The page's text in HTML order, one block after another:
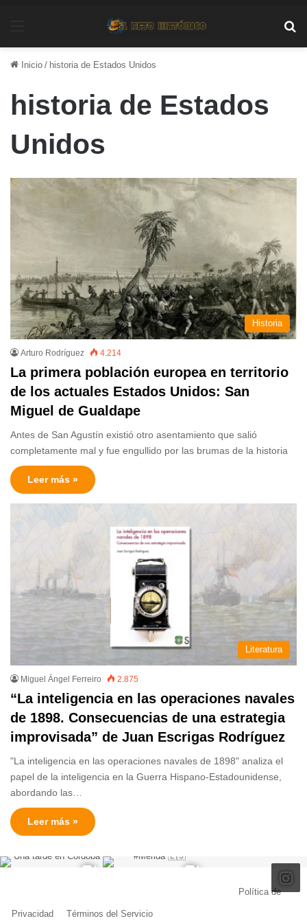
Inicio / historia de Estados Unidos
historia de Estados
Unidos
Historia
Arturo Rodríguez 4.214
La primera población europea en territorio
de los actuales Estados Unidos: San
Miguel de Gualdape
Antes de San Agustín existió otro asentamiento que salió
completamente mal y fue engullido por las brumas de la historia
Leer más »
Literatura
Miguel Ángel Ferreiro 2.875
“La inteligencia en las operaciones navales
de 1898. Consecuencias de una estrategia
improvisada” de Juan Escrigas Rodríguez
"La inteligencia en las operaciones navales de 1898" analiza el
papel de la inteligencia en la Guerra Hispano-Estadounidense,
abordando las…
Leer más »
Política de
Privacidad Términos del Servicio